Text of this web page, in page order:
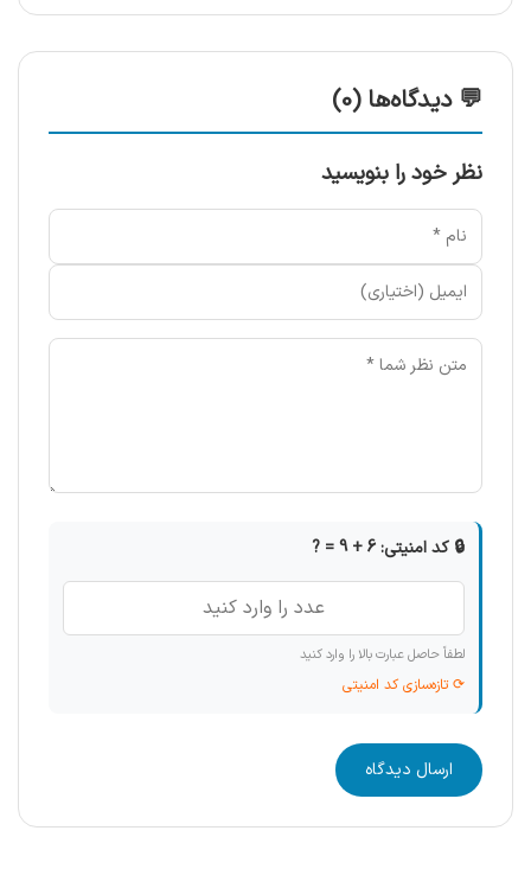
💬 دیدگاه‌ها (0)
نظر خود را بنویسید
🔒 کد امنیتی: 6 + 9 = ?
لطفاً حاصل عبارت بالا را وارد کنید
⟳ تازه‌سازی کد امنیتی
ارسال دیدگاه